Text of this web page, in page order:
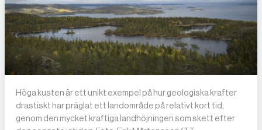
Höga kusten är ett unikt exempel på hur geologiska krafter
drastiskt har präglat ett landområde på relativt kort tid,
genom den mycket kraftiga landhöjningen som skett efter